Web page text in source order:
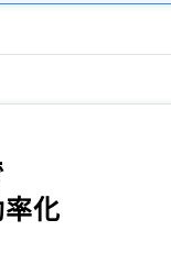
化
グインが必要です